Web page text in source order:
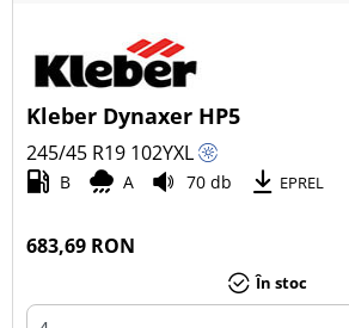
Kleber Dynaxer HP5
245/45 R19 102YXL
B A 70 db EPREL
683,69 RON
În stoc